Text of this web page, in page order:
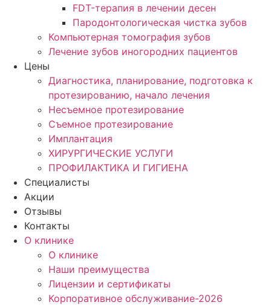
FDT-терапия в лечении десен
Пародонтологическая чистка зубов
Компьютерная томография зубов
Лечение зубов иногородних пациентов
Цены
Диагностика, планирование, подготовка к
протезированию, начало лечения
Несъемное протезирование
Съемное протезирование
Имплантация
ХИРУРГИЧЕСКИЕ УСЛУГИ
ПРОФИЛАКТИКА И ГИГИЕНА
Специалисты
Акции
Отзывы
Контакты
О клинике
О клинике
Наши преимущества
Лицензии и сертификаты
Корпоративное обслуживание-2026